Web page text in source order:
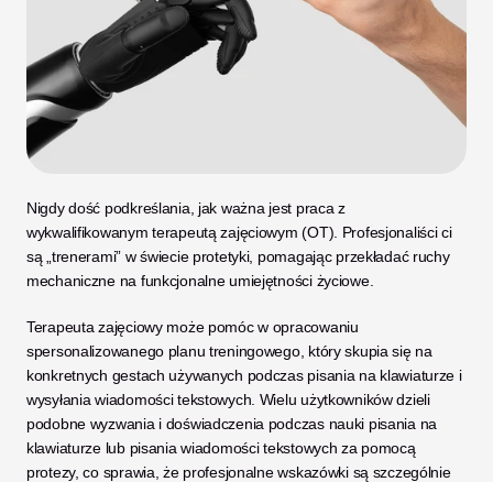
Nigdy dość podkreślania, jak ważna jest praca z
wykwalifikowanym terapeutą zajęciowym (OT). Profesjonaliści ci
są „trenerami” w świecie protetyki, pomagając przekładać ruchy
mechaniczne na funkcjonalne umiejętności życiowe.
Terapeuta zajęciowy może pomóc w opracowaniu
spersonalizowanego planu treningowego, który skupia się na
konkretnych gestach używanych podczas pisania na klawiaturze i
wysyłania wiadomości tekstowych. Wielu użytkowników dzieli
podobne wyzwania i doświadczenia podczas nauki pisania na
klawiaturze lub pisania wiadomości tekstowych za pomocą
protezy, co sprawia, że profesjonalne wskazówki są szczególnie